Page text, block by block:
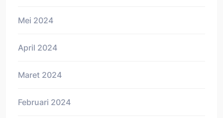
Mei 2024
April 2024
Maret 2024
Februari 2024